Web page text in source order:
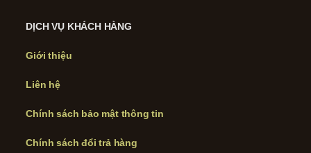
DỊCH VỤ KHÁCH HÀNG
Giới thiệu
Liên hệ
Chính sách bảo mật thông tin
Chính sách đổi trả hàng